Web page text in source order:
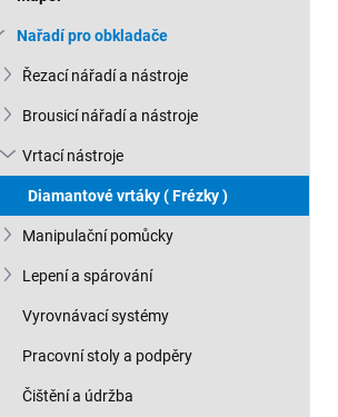
Nařadí pro obkladače
Řezací nářadí a nástroje
Brousicí nářadí a nástroje
Vrtací nástroje
Diamantové vrtáky ( Frézky )
Manipulační pomůcky
Lepení a spárování
Vyrovnávací systémy
Pracovní stoly a podpěry
Čištění a údržba